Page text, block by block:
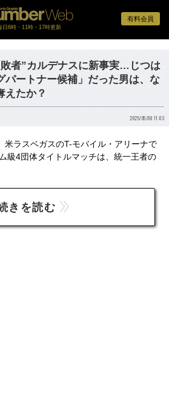
有料会員
日6時・11時・17時更新
者”カルデナスに新事実…じつは
パートナー候補」だった男は、な
えたか？
2025/05/08 11:03
米ラスベガスのT-モバイル・アリーナで
級4団体タイトルマッチは、統一王者の
きを読む